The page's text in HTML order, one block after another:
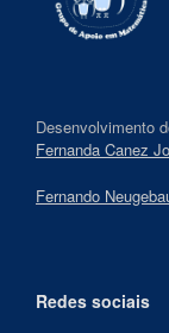
Desenvolvimento
Fernanda Canez
Fernando
Redes sociais